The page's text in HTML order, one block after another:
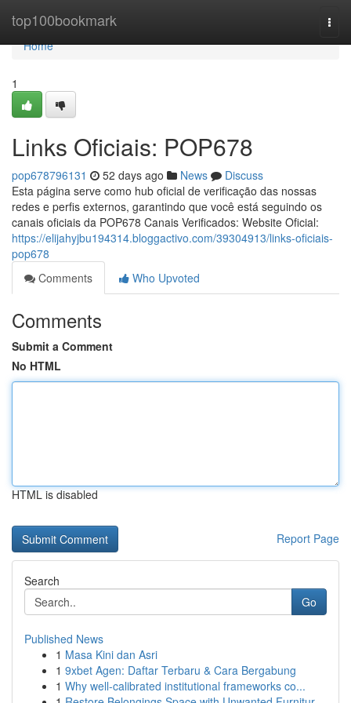
top100bookmark
Home
Home
1
Links Oficiais: POP678
pop678796131 52 days ago News
Discuss
Esta página serve como hub oficial de verificação das nossas
redes e perfis externos, garantindo que você está seguindo os
canais oficiais da POP678 Canais Verificados: Website Oficial:
https://elijahyjbu194314.bloggactivo.com/39304913/links-oficiais-
pop678
Comments
Who Upvoted
Comments
Submit a Comment
No HTML
HTML is disabled
Report Page
Search
Go
Published News
1 Masa Kini dan Asri
1 9xbet Agen: Daftar Terbaru & Cara Bergabung
1 Why well-calibrated institutional frameworks co...